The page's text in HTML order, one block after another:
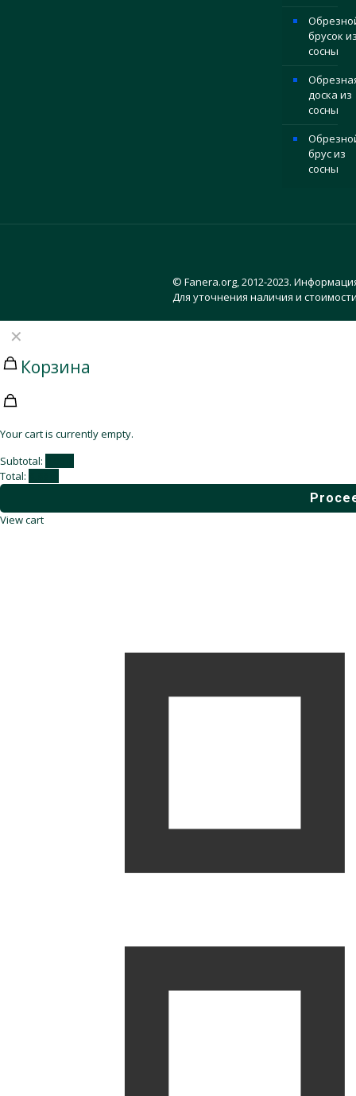
брусок
сосны
доска из
сосны
брус из
сосны
© Fanera.org, 2012-2023.
Для уточнения наличия и
✕
Корзина
Your cart is currently empty.
Subtotal:
Total:
View cart